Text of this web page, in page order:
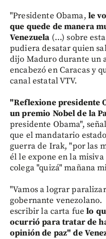
"Presidente Obama, le
que quede de manera
Venezuela (...) sobre
pudiera desatar quien
dijo Maduro durante un
encabezó en Caracas y
canal estatal VTV.
"Reflexione presidente
un premio Nobel de la
presidente Obama",
que el mandatario
guerra de Irak, "por las
él le expone en la
colega "quizá" mañana
"Vamos a lograr
gobernante venezolano.
escribir la carta fuelo
ocurrió para tratar de
opinión de paz" de